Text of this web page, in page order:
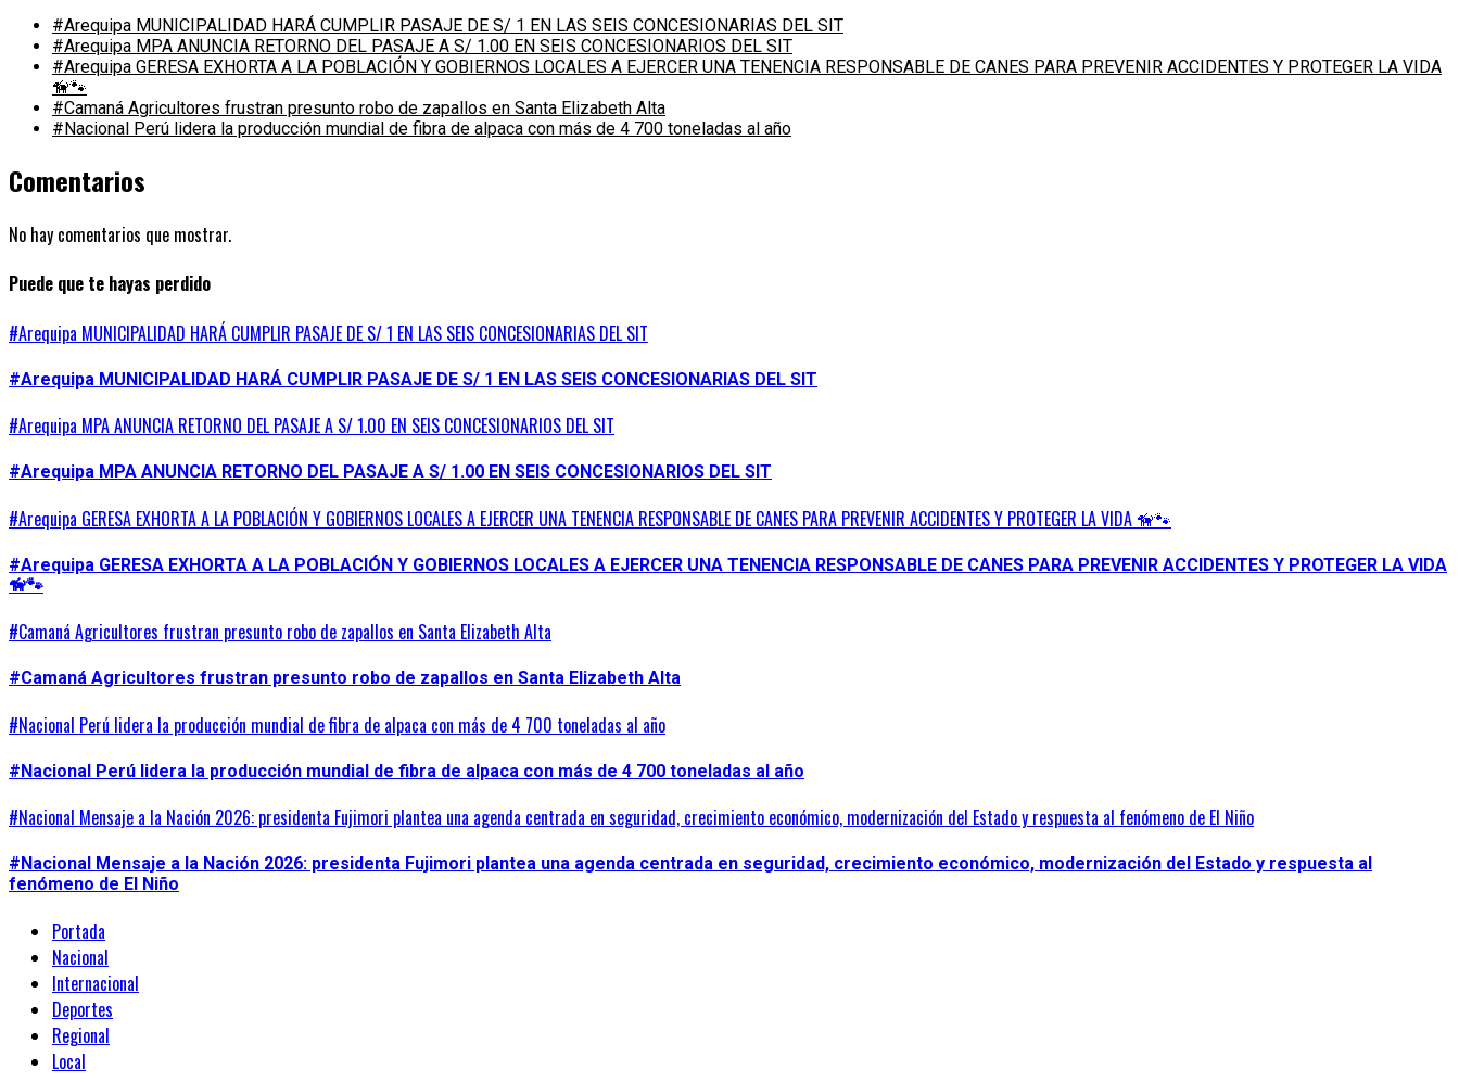
#Arequipa MUNICIPALIDAD HARÁ CUMPLIR PASAJE DE S/ 1 EN LAS SEIS CONCESIONARIAS DEL SIT
#Arequipa MPA ANUNCIA RETORNO DEL PASAJE A S/ 1.00 EN SEIS CONCESIONARIOS DEL SIT
#Arequipa GERESA EXHORTA A LA POBLACIÓN Y GOBIERNOS LOCALES A EJERCER UNA TENENCIA RESPONSABLE DE CANES PARA PREVENIR ACCIDENTES Y PROTEGER LA VIDA
🦮🐾
#Camaná Agricultores frustran presunto robo de zapallos en Santa Elizabeth Alta
#Nacional Perú lidera la producción mundial de fibra de alpaca con más de 4 700 toneladas al año
Comentarios
No hay comentarios que mostrar.
Puede que te hayas perdido
#Arequipa MUNICIPALIDAD HARÁ CUMPLIR PASAJE DE S/ 1 EN LAS SEIS CONCESIONARIAS DEL SIT
#Arequipa MUNICIPALIDAD HARÁ CUMPLIR PASAJE DE S/ 1 EN LAS SEIS CONCESIONARIAS DEL SIT
#Arequipa MPA ANUNCIA RETORNO DEL PASAJE A S/ 1.00 EN SEIS CONCESIONARIOS DEL SIT
#Arequipa MPA ANUNCIA RETORNO DEL PASAJE A S/ 1.00 EN SEIS CONCESIONARIOS DEL SIT
#Arequipa GERESA EXHORTA A LA POBLACIÓN Y GOBIERNOS LOCALES A EJERCER UNA TENENCIA RESPONSABLE DE CANES PARA PREVENIR ACCIDENTES Y PROTEGER LA VIDA 🦮🐾
#Arequipa GERESA EXHORTA A LA POBLACIÓN Y GOBIERNOS LOCALES A EJERCER UNA TENENCIA RESPONSABLE DE CANES PARA PREVENIR ACCIDENTES Y PROTEGER LA VIDA
🦮🐾
#Camaná Agricultores frustran presunto robo de zapallos en Santa Elizabeth Alta
#Camaná Agricultores frustran presunto robo de zapallos en Santa Elizabeth Alta
#Nacional Perú lidera la producción mundial de fibra de alpaca con más de 4 700 toneladas al año
#Nacional Perú lidera la producción mundial de fibra de alpaca con más de 4 700 toneladas al año
#Nacional Mensaje a la Nación 2026: presidenta Fujimori plantea una agenda centrada en seguridad, crecimiento económico, modernización del Estado y respuesta al fenómeno de El Niño
#Nacional Mensaje a la Nación 2026: presidenta Fujimori plantea una agenda centrada en seguridad, crecimiento económico, modernización del Estado y respuesta al
fenómeno de El Niño
Portada
Nacional
Internacional
Deportes
Regional
Local